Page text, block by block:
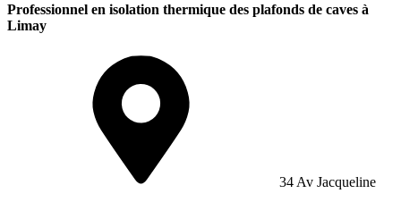
Professionnel en isolation thermique des plafonds de caves à
Limay
34 Av Jacqueline